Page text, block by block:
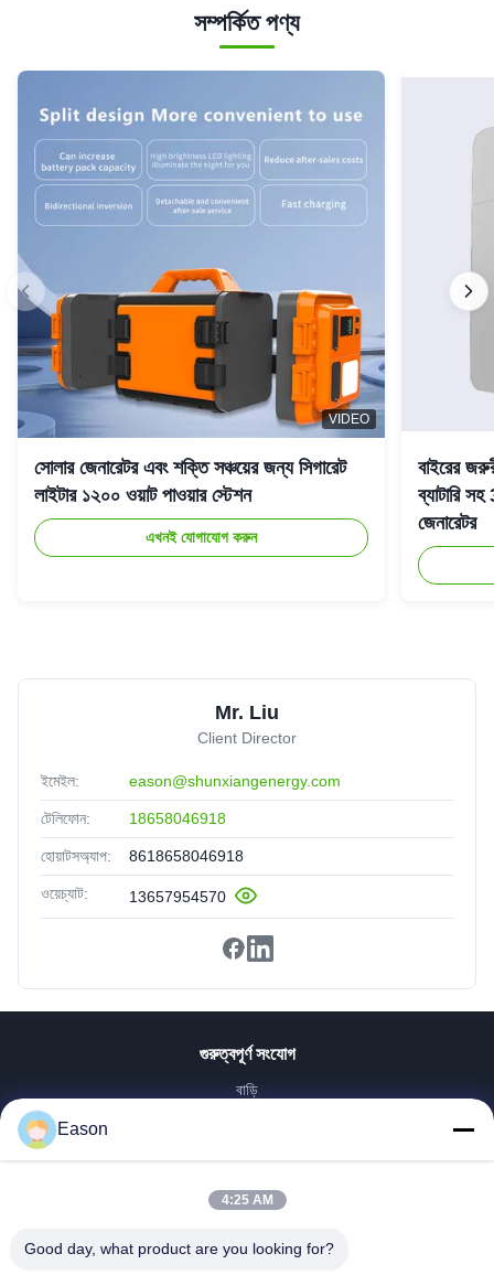
সম্পর্কিত পণ্য
VIDEO
সোলার জেনারেটর এবং শক্তি সঞ্চয়ের জন্য সিগারেট
লাইটার ১২০০ ওয়াট পাওয়ার স্টেশন
এখনই যোগাযোগ করুন
বাইরের
ব্যাটারি
জেনারেটর
Mr. Liu
Client Director
ইমেইল: eason@shunxiangenergy.com
টেলিফোন: 18658046918
হোয়াটসঅ্যাপ: 8618658046918
ওয়েচ্যাট: 13657954570
গুরুত্বপূর্ণ সংযোগ
বাড়ি
কারখানা ভ্রমণ
Eason
4:25 AM
Good day, what product are you looking for?